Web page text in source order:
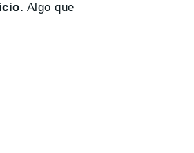
Algo que